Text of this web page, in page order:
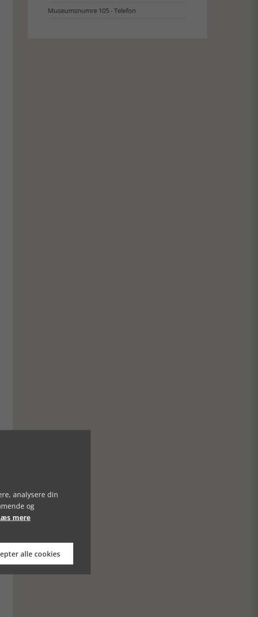
Museumsnumre 105 - Telefon
analysere din
og
mere
alle cookies